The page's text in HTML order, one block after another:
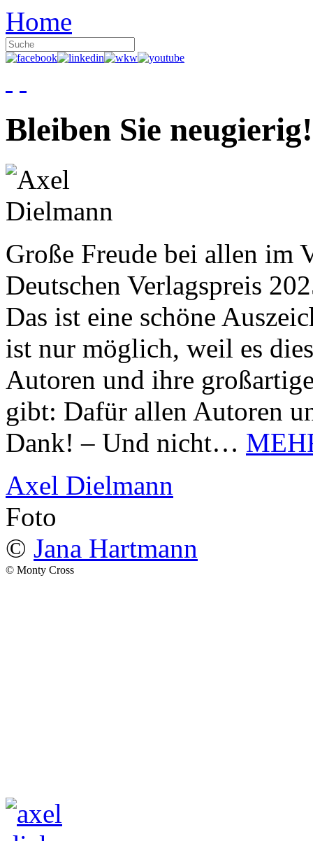
Home
Bleiben Sie neugierig!
Große Freude bei allen im
Deutschen Verlagspreis
Das ist eine schöne
ist nur möglich, weil es
Autoren und ihre
gibt: Dafür allen Autoren
Dank! – Und nicht…
Axel Dielmann
Foto
© Jana Hartmann
© Monty Cross